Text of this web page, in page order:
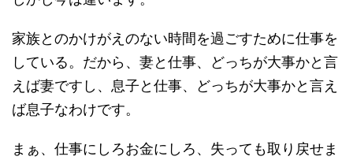
家族とのかけがえのない時間を過ごすために仕事を
している。だから、妻と仕事、どっちが大事かと言
えば妻ですし、息子と仕事、どっちが大事かと言え
ば息子なわけです。
まぁ、仕事にしろお金にしろ、失っても取り戻せま